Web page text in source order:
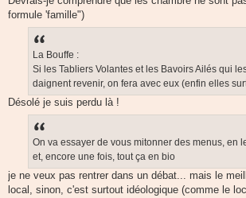
formule 'famille")
La Bouffe :
Si les Tabliers Volantes et les Bavoirs Ailés qui
daignent revenir, on fera avec eux (enfin elles
Désolé je suis perdu là !
On va essayer de vous mitonner des menus, en
et, encore une fois, tout ça en bio
je ne veux pas rentrer dans un débat... mais le
local, sinon, c'est surtout idéologique (comme le